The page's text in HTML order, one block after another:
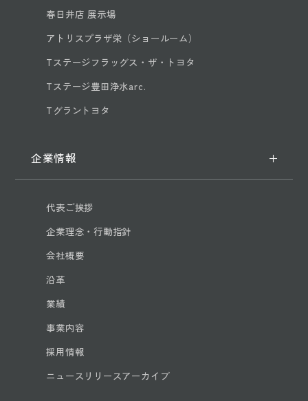
春日井店 展示場
アトリスプラザ栄（ショールーム）
Tステージフラッグス・ザ・トヨタ
Tステージ豊田浄水arc.
Tグラントヨタ
企業情報
代表ご挨拶
企業理念・行動指針
会社概要
沿革
業績
事業内容
採用情報
ニュースリリースアーカイブ